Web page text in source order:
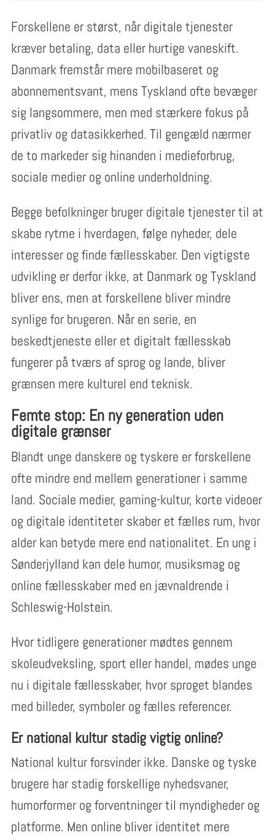
Forskellene er størst, når digitale tjenester
kræver betaling, data eller hurtige vaneskift.
Danmark fremstår mere mobilbaseret og
abonnementsvant, mens Tyskland ofte bevæger
sig langsommere, men med stærkere fokus på
privatliv og datasikkerhed. Til gengæld nærmer
de to markeder sig hinanden i medieforbrug,
sociale medier og online underholdning.
Begge befolkninger bruger digitale tjenester til at
skabe rytme i hverdagen, følge nyheder, dele
interesser og finde fællesskaber. Den vigtigste
udvikling er derfor ikke, at Danmark og Tyskland
bliver ens, men at forskellene bliver mindre
synlige for brugeren. Når en serie, en
beskedtjeneste eller et digitalt fællesskab
fungerer på tværs af sprog og lande, bliver
grænsen mere kulturel end teknisk.
Femte stop: En ny generation uden
digitale grænser
Blandt unge danskere og tyskere er forskellene
ofte mindre end mellem generationer i samme
land. Sociale medier, gaming-kultur, korte videoer
og digitale identiteter skaber et fælles rum, hvor
alder kan betyde mere end nationalitet. En ung i
Sønderjylland kan dele humor, musiksmag og
online fællesskaber med en jævnaldrende i
Schleswig-Holstein.
Hvor tidligere generationer mødtes gennem
skoleudveksling, sport eller handel, mødes unge
nu i digitale fællesskaber, hvor sproget blandes
med billeder, symboler og fælles referencer.
Er national kultur stadig vigtig online?
National kultur forsvinder ikke. Danske og tyske
brugere har stadig forskellige nyhedsvaner,
humorformer og forventninger til myndigheder og
platforme. Men online bliver identitet mere